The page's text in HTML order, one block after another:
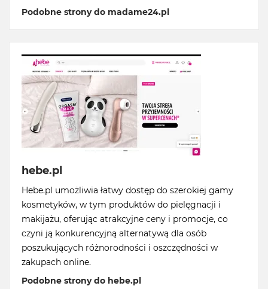
Podobne strony do madame24.pl
hebe.pl
Hebe.pl umożliwia łatwy dostęp do szerokiej gamy
kosmetyków, w tym produktów do pielęgnacji i
makijażu, oferując atrakcyjne ceny i promocje, co
czyni ją konkurencyjną alternatywą dla osób
poszukujących różnorodności i oszczędności w
zakupach online.
Podobne strony do hebe.pl